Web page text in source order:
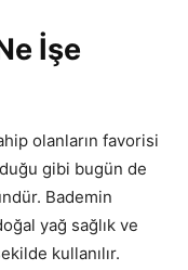
İşe
olanların favorisi
gibi bugün de
Bademin
yağ sağlık ve
kullanılır.